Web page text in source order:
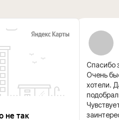
Спасибо
Очень
хотели.